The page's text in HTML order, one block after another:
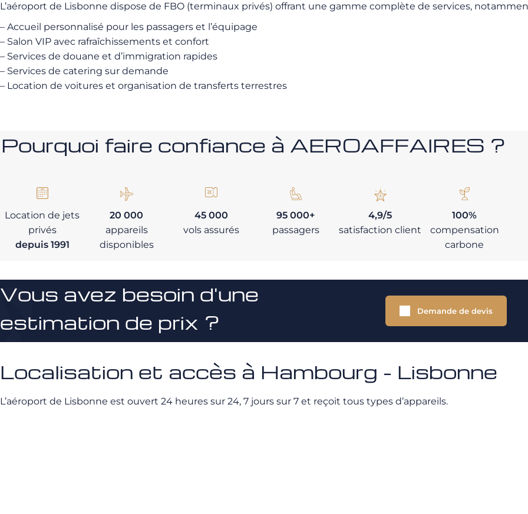
L’aéroport de Lisbonne dispose de FBO (terminaux privés) offrant une gamme complète de services,
– Accueil personnalisé pour les passagers et l’équipage
– Salon VIP avec rafraîchissements et confort
– Services de douane et d’immigration rapides
– Services de catering sur demande
– Location de voitures et organisation de transferts terrestres
Pourquoi faire confiance à AEROAFFAIRES ?
Location de jets
privés
depuis 1991
20 000
appareils
disponibles
45 000
vols assurés
95 000+
passagers
4,9/5
satisfaction client
100%
compensation
carbone
Vous avez besoin d'une
estimation de prix ?
Demande de devis
Localisation et accès à Hambourg - Lisbonne
L’aéroport de Lisbonne est ouvert 24 heures sur 24, 7 jours sur 7 et reçoit tous types d’appareils.